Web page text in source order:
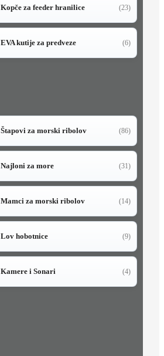
Kopče za feeder hranilice (23)
EVA kutije za predveze (6)
Štapovi za morski ribolov (86)
Najloni za more (31)
Mamci za morski ribolov (14)
Lov hobotnice (9)
Kamere i Sonari (4)